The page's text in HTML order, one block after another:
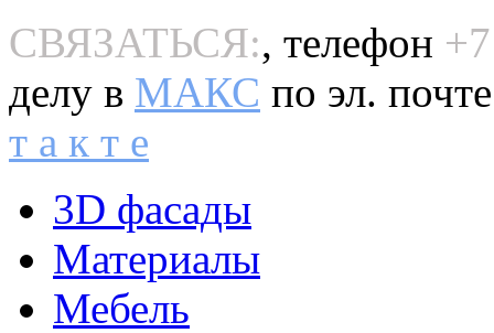
СВЯЗАТЬСЯ:, телефон
делу в MAКС по эл.
т а к т е
3D фасады
Материалы
Мебель